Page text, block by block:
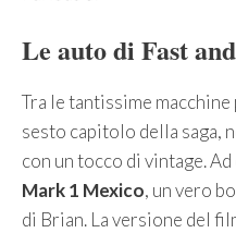
Le auto di Fast
Tra le tantissime
sesto capitolo della saga,
con un tocco di vintage.
Mark 1 Mexico, un vero
di Brian. La versione del